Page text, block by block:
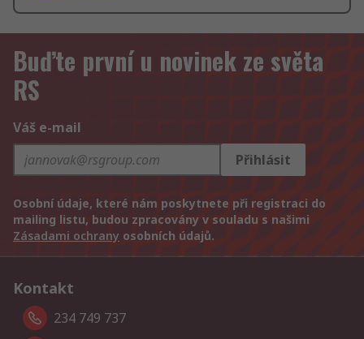
Buďte první u novinek ze světa
RS
Váš e-mail
Přihlásit
Osobní údaje, které nám poskytnete při registraci do
mailing listu, budou zpracovány v souladu s našimi
Zásadami ochrany osobních údajů.
Kontakt
234 749 737